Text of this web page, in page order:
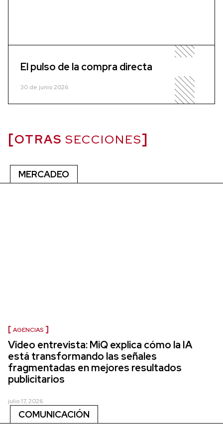
El pulso de la compra directa
30 de junio 2026
OTRAS SECCIONES
MERCADEO
AGENCIAS
Video entrevista: MiQ explica cómo la IA
está transformando las señales
fragmentadas en mejores resultados
publicitarios
julio 17, 2026
COMUNICACIÓN